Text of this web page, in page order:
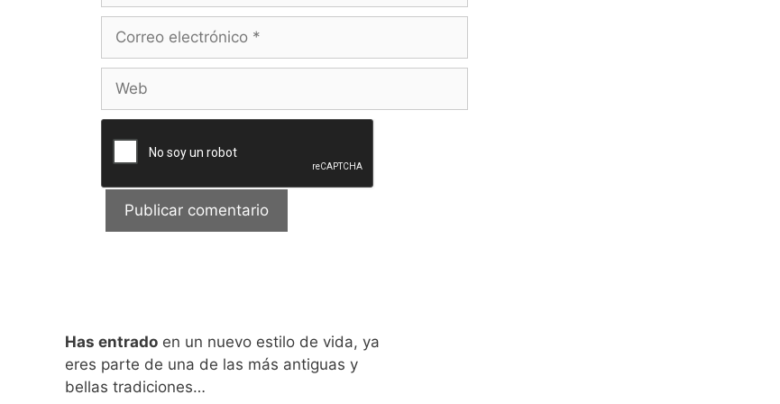
Correo
Web
Has entrado en un nuevo estilo de vida, ya
eres parte de una de las más antiguas y
bellas tradiciones…